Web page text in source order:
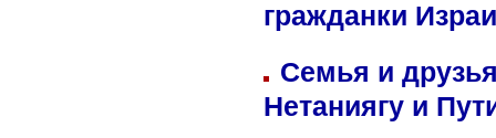
гражданки
Семья и
Нетаниягу и